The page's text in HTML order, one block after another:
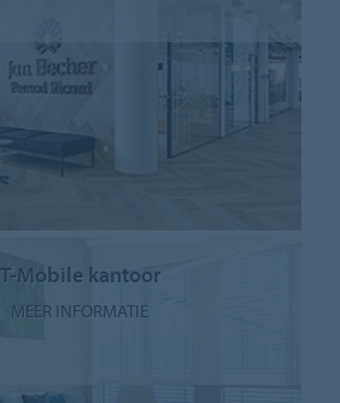
T-Mobile kantoor
MEER INFORMATIE